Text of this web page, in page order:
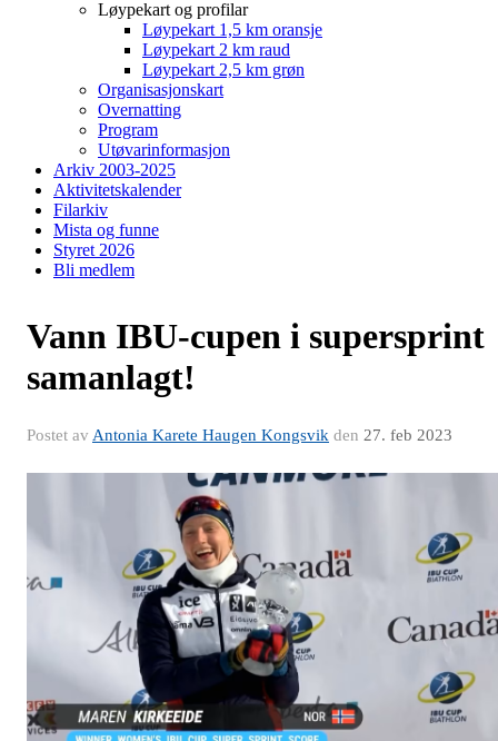
Løypekart og profilar
Løypekart 1,5 km oransje
Løypekart 2 km raud
Løypekart 2,5 km grøn
Organisasjonskart
Overnatting
Program
Utøvarinformasjon
Arkiv 2003-2025
Aktivitetskalender
Filarkiv
Mista og funne
Styret 2026
Bli medlem
Vann IBU-cupen i supersprint
samanlagt!
Postet av Antonia Karete Haugen Kongsvik den 27. feb 2023